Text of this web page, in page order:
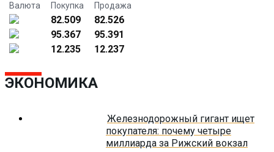
Валюта Покупка Продажа
82.509
82.526
95.367
95.391
12.235
12.237
ЭКОНОМИКА
Железнодорожный гигант ищет
покупателя: почему четыре
миллиарда за Рижский вокзал